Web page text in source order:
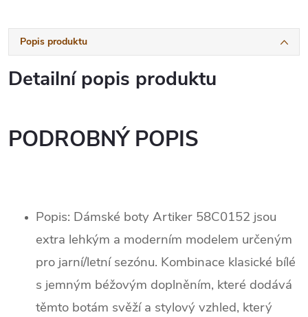
Popis produktu
Detailní popis produktu
PODROBNÝ POPIS
Popis: Dámské boty Artiker 58C0152 jsou
extra lehkým a moderním modelem určeným
pro jarní/letní sezónu. Kombinace klasické bílé
s jemným béžovým doplněním, které dodává
těmto botám svěží a stylový vzhled, který